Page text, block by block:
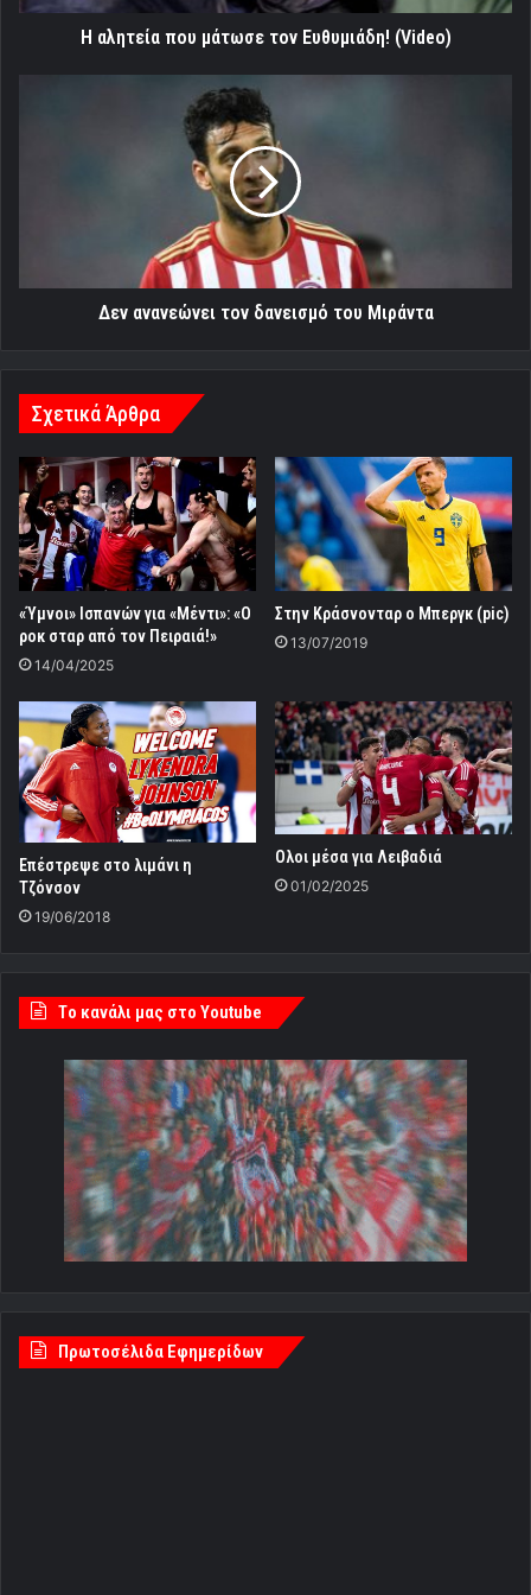
Η αλητεία που μάτωσε τον Ευθυμιάδη! (Video)
Δεν ανανεώνει τον δανεισμό του Μιράντα
Σχετικά Άρθρα
«Ύμνοι» Ισπανών για «Μέντι»: «Ο
ροκ σταρ από τον Πειραιά!»
14/04/2025
Στην Κράσνονταρ ο Μπεργκ (pic)
13/07/2019
Επέστρεψε στο λιμάνι η
Τζόνσον
19/06/2018
Ολοι μέσα για Λειβαδιά
01/02/2025
Tο κανάλι μας στο Youtube
Πρωτοσέλιδα Εφημερίδων